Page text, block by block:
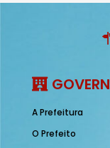
A Prefeitura
O Prefeito